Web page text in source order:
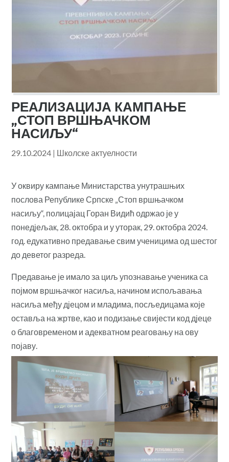
РЕАЛИЗАЦИЈА КАМПАЊЕ
„СТОП ВРШЊАЧКОМ
НАСИЉУ“
29.10.2024 | Школске актуелности
У оквиру кампање Министарства унутрашњих
послова Републике Српске „Стоп вршњачком
насиљу“, полицајац Горан Видић одржао је у
понедјељак, 28. октобра и у уторак, 29. октобра 2024.
год. едукативно предавање свим ученицима од шестог
до деветог разреда.
Предавање је имало за циљ упознавање ученика са
појмом вршњачког насиља, начином испољавања
насиља међу дјецом и младима, посљедицама које
оставља на жртве, као и подизање свијести код дјеце
о благовременом и адекватном реаговању на ову
појаву.